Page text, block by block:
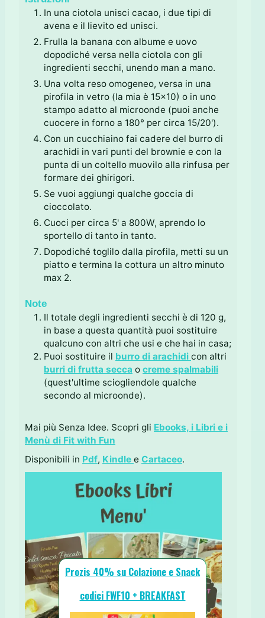
In una ciotola unisci cacao, i due tipi di
avena e il lievito ed unisci.
Frulla la banana con albume e uovo
dopodiché versa nella ciotola con gli
ingredienti secchi, unendo man a mano.
Una volta reso omogeneo, versa in una
pirofila in vetro (la mia è 15x10) o in uno
stampo adatto al microonde (puoi anche
cuocere in forno a 180° per circa 15/20').
Con un cucchiaino fai cadere del burro di
arachidi in vari punti del brownie e con la
punta di un coltello muovilo alla rinfusa per
formare dei ghirigori.
Se vuoi aggiungi qualche goccia di
cioccolato.
Cuoci per circa 5' a 800W, aprendo lo
sportello di tanto in tanto.
Dopodiché toglilo dalla pirofila, metti su un
piatto e termina la cottura un altro minuto
max 2.
Note
Il totale degli ingredienti secchi è di 120 g,
in base a questa quantità puoi sostituire
qualcuno con altri che usi e che hai in casa;
Puoi sostituire il burro di arachidi con altri
burri di frutta secca o creme spalmabili
(quest'ultime sciogliendole qualche
secondo al microonde).
Mai più Senza Idee. Scopri gli Ebooks, i Libri e i
Menù di Fit with Fun
Disponibili in Pdf, Kindle e Cartaceo.
Prozis 40% su Colazione e Snack
codici FWF10 + BREAKFAST